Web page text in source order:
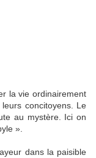
la vie ordinairement
concitoyens. Le
au mystère. Ici on
».
dans la paisible